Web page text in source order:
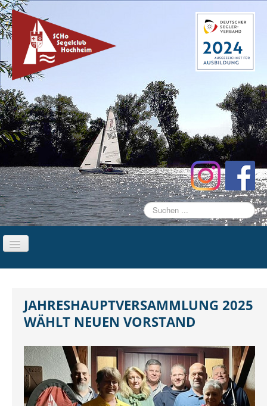
Suchen
...
DER SCHO
JUGEND
RUND UMS SEGELN
MITGLIEDER
JAHRESHAUPTVERSAMMLUNG 2025
WÄHLT NEUEN VORSTAND